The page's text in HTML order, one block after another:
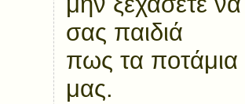
σας παιδιά
πως τα ποτάμια
μας.